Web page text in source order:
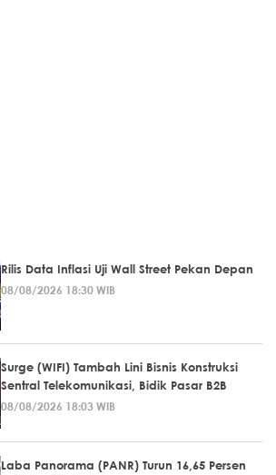
Rilis Data Inflasi Uji Wall Street Pekan Depan
08/08/2026 18:30 WIB
Surge (WIFI) Tambah Lini Bisnis Konstruksi
Sentral Telekomunikasi, Bidik Pasar B2B
08/08/2026 18:03 WIB
Laba Panorama (PANR) Turun 16,65 Persen